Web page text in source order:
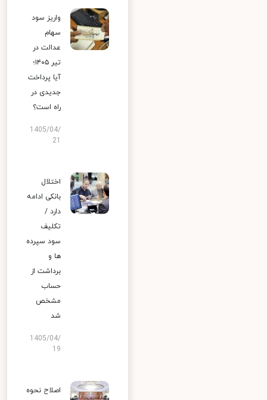
واریز سود
سهام
عدالت در
تیر ۱۴۰۵؛
آیا پرداخت
جدیدی در
راه است؟
1405/04/
اختلال
بانکی ادامه
دارد /
تکلیف
سود سپرده
ها و
برداشت از
حساب
مشخص
شد
1405/04/
19
اصلاح نحوه